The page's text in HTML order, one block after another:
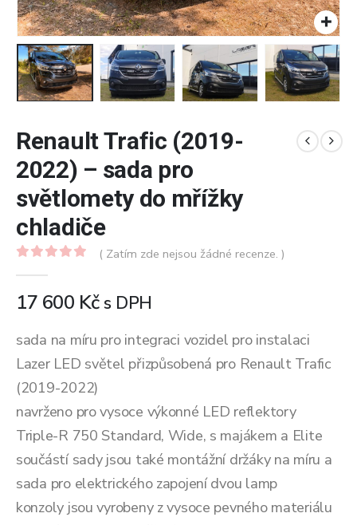
Renault Trafic (2019-
2022) – sada pro
světlomety do mřížky
chladiče
( Zatím zde nejsou žádné recenze. )
17 600 Kčs DPH
sada na míru pro integraci vozidel pro instalaci
Lazer LED světel přizpůsobená pro Renault Trafic
(2019-2022)
navrženo pro vysoce výkonné LED reflektory
Triple-R 750 Standard, Wide, s majákem a Elite
součástí sady jsou také montážní držáky na míru a
sada pro elektrického zapojení dvou lamp
konzoly jsou vyrobeny z vysoce pevného materiálu